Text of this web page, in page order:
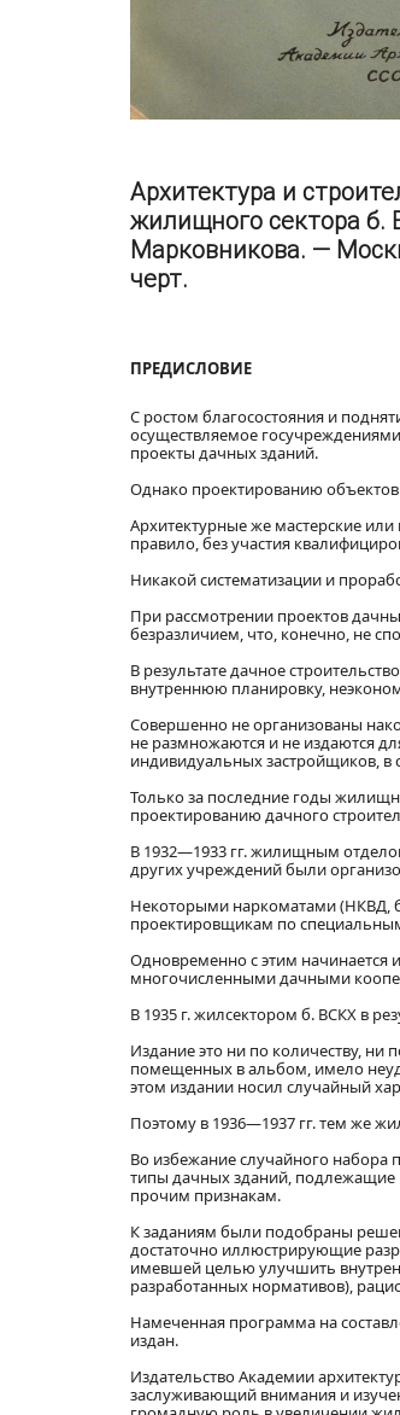
Архитектура и
жилищного сектора б.
Марковникова. —
черт.
ПРЕДИСЛОВИЕ
С ростом благосостояния и
осуществляемое
проекты дачных зданий.
Однако проектированию
Архитектурные же мастерские
правило, без участия
Никакой систематизации и
При рассмотрении проектов
безразличием, что, конечно, не
В результате дачное
внутреннюю планировку,
Совершенно не организованы
не размножаются и не издаются
индивидуальных застройщиков, в
Только за последние годы
проектированию дачного
В 1932—1933 гг. жилищным
других учреждений были
Некоторыми наркоматами (НКВД,
проектировщикам по
Одновременно с этим начинается
многочисленными дачными
В 1935 г. жилсектором б. ВСКХ в
Издание это ни по количеству,
помещенных в альбом, имело
этом издании носил случайный
Поэтому в 1936—1937 гг. тем же
Во избежание случайного
типы дачных зданий, подлежащие
прочим признакам.
К заданиям были подобраны
достаточно иллюстрирующие
имевшей целью улучшить
разработанных нормативов),
Намеченная программа на
издан.
Издательство Академии
заслуживающий внимания и